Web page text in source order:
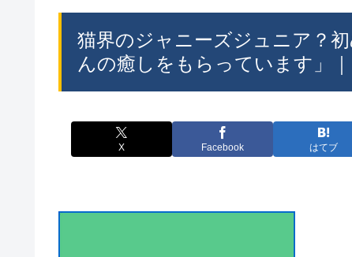
猫界のジャニーズジュニア？
んの癒しをもらっています」
X Facebook はてブ